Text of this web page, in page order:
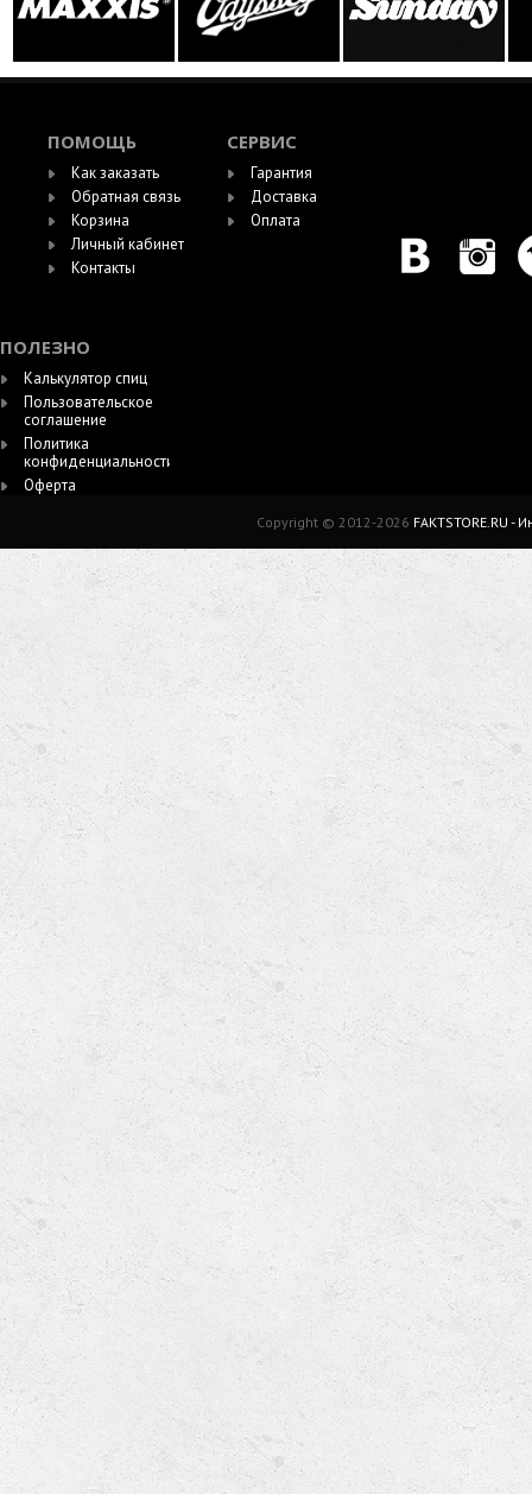
ПОМОЩЬ
Как заказать
Обратная связь
Корзина
Личный кабинет
Контакты
СЕРВИС
Гарантия
Доставка
Оплата
ПОЛЕЗНО
Калькулятор спиц
Пользовательское
соглашение
Политика
конфиденциальности
Оферта
Copyright © 2012-2026 FAKTSTORE.RU